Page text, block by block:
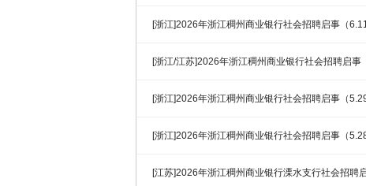
[浙江]2026年浙江稠州商业银行社会招聘启事（6.11
[浙江/江苏]2026年浙江稠州商业银行社会招聘启事
[浙江]2026年浙江稠州商业银行社会招聘启事（5.29
[浙江]2026年浙江稠州商业银行社会招聘启事（5.28
[江苏]2026年浙江稠州商业银行溧水支行社会招聘